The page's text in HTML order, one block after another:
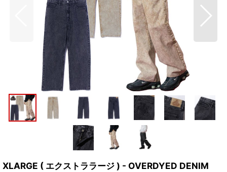
XLARGE ( エクストララージ ) - OVERDYED DENIM